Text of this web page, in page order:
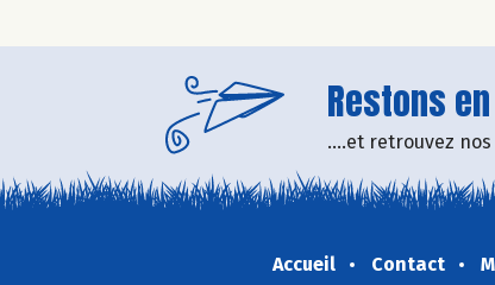
Restons
....et retrouvez
Accueil Contact